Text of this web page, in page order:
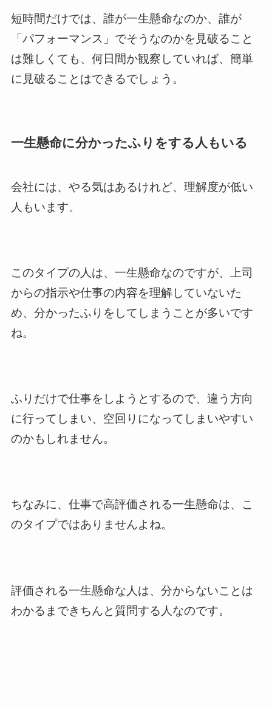
短時間だけでは、誰が一生懸命なのか、誰が
「パフォーマンス」でそうなのかを見破ること
は難しくても、何日間か観察していれば、簡単
に見破ることはできるでしょう。
一生懸命に分かったふりをする人もいる
会社には、やる気はあるけれど、理解度が低い
人もいます。
このタイプの人は、一生懸命なのですが、上司
からの指示や仕事の内容を理解していないた
め、分かったふりをしてしまうことが多いです
ね。
ふりだけで仕事をしようとするので、違う方向
に行ってしまい、空回りになってしまいやすい
のかもしれません。
ちなみに、仕事で高評価される一生懸命は、こ
のタイプではありませんよね。
評価される一生懸命な人は、分からないことは
わかるまできちんと質問する人なのです。